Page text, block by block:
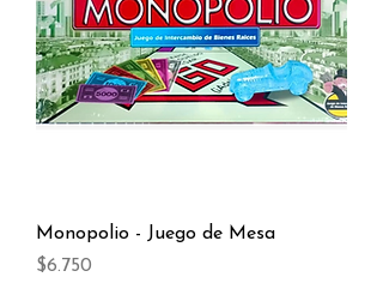
Monopolio - Juego de Mesa
Precio
$6.750